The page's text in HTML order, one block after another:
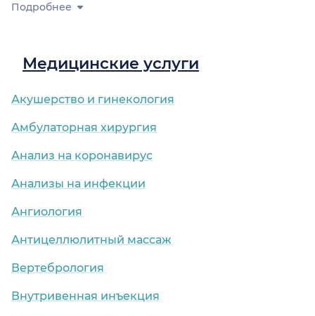
Подробнее
Медицинские услуги
Акушерство и гинекология
Амбулаторная хирургия
Анализ на коронавирус
Анализы на инфекции
Ангиология
Антицеллюлитный массаж
Вертебрология
Внутривенная инъекция